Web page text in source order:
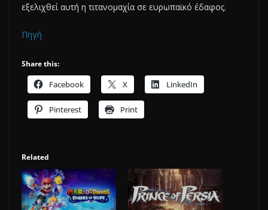
εξελιχθεί αυτή η τιτανομαχία σε ευρωπαϊκό έδαφος.
Πηγή
Share this:
Facebook X LinkedIn
Pinterest Print
Related